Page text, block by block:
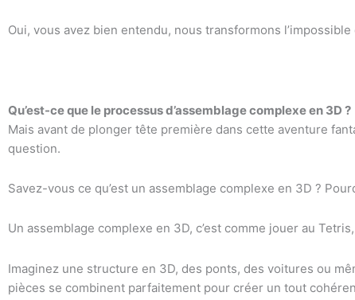
Oui, vous avez bien entendu, nous transformons l’impossible
Qu’est-ce que le processus d’assemblage complexe en 3D ?
Mais avant de plonger tête première dans cette aventure
question.
Savez-vous ce qu’est un assemblage complexe en 3D ?
Un assemblage complexe en 3D, c’est comme jouer au
Imaginez une structure en 3D, des ponts, des voitures ou
pièces se combinent parfaitement pour créer un tout